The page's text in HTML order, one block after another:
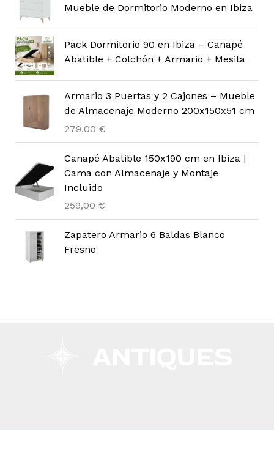
Mueble de Dormitorio Moderno en Ibiza
Pack Dormitorio 90 en Ibiza – Canapé
Abatible + Colchón + Armario + Mesita
Armario 3 Puertas y 2 Cajones – Mueble
de Almacenaje Moderno 200x150x51 cm
279,00 €
Canapé Abatible 150x190 cm en Ibiza |
Cama con Almacenaje y Montaje
Incluido
259,00 €
Zapatero Armario 6 Baldas Blanco
Fresno